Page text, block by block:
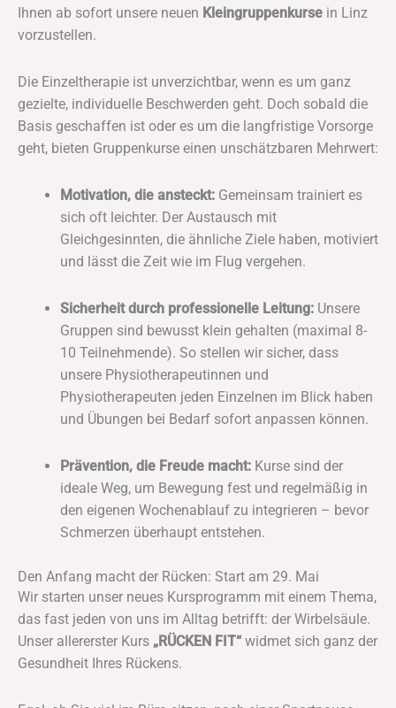
Ihnen ab sofort unsere neuen Kleingruppenkurse in Linz
vorzustellen.
Die Einzeltherapie ist unverzichtbar, wenn es um ganz
gezielte, individuelle Beschwerden geht. Doch sobald die
Basis geschaffen ist oder es um die langfristige Vorsorge
geht, bieten Gruppenkurse einen unschätzbaren Mehrwert:
Motivation, die ansteckt: Gemeinsam trainiert es
sich oft leichter. Der Austausch mit
Gleichgesinnten, die ähnliche Ziele haben, motiviert
und lässt die Zeit wie im Flug vergehen.
Sicherheit durch professionelle Leitung: Unsere
Gruppen sind bewusst klein gehalten (maximal 8-
10 Teilnehmende). So stellen wir sicher, dass
unsere Physiotherapeutinnen und
Physiotherapeuten jeden Einzelnen im Blick haben
und Übungen bei Bedarf sofort anpassen können.
Prävention, die Freude macht: Kurse sind der
ideale Weg, um Bewegung fest und regelmäßig in
den eigenen Wochenablauf zu integrieren – bevor
Schmerzen überhaupt entstehen.
Den Anfang macht der Rücken: Start am 29. Mai
Wir starten unser neues Kursprogramm mit einem Thema,
das fast jeden von uns im Alltag betrifft: der Wirbelsäule.
Unser allererster Kurs „RÜCKEN FIT“widmet sich ganz der
Gesundheit Ihres Rückens.